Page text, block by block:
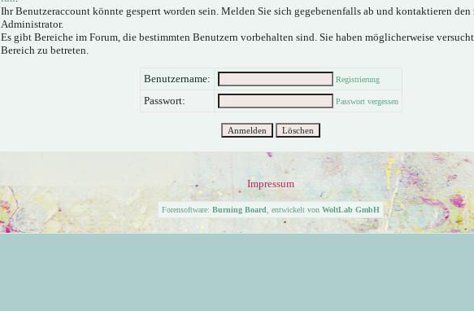
Ihr Benutzeraccount könnte gesperrt worden sein. Melden Sie sich gegebenenfalls ab und kontaktieren den
Administrator.
Es gibt Bereiche im Forum, die bestimmten Benutzern vorbehalten sind. Sie haben möglicherweise
Bereich zu betreten.
Benutzername: Registrierung
Passwort: Passwort vergessen
Impressum
Forensoftware: Burning Board , entwickelt von WoltLab GmbH